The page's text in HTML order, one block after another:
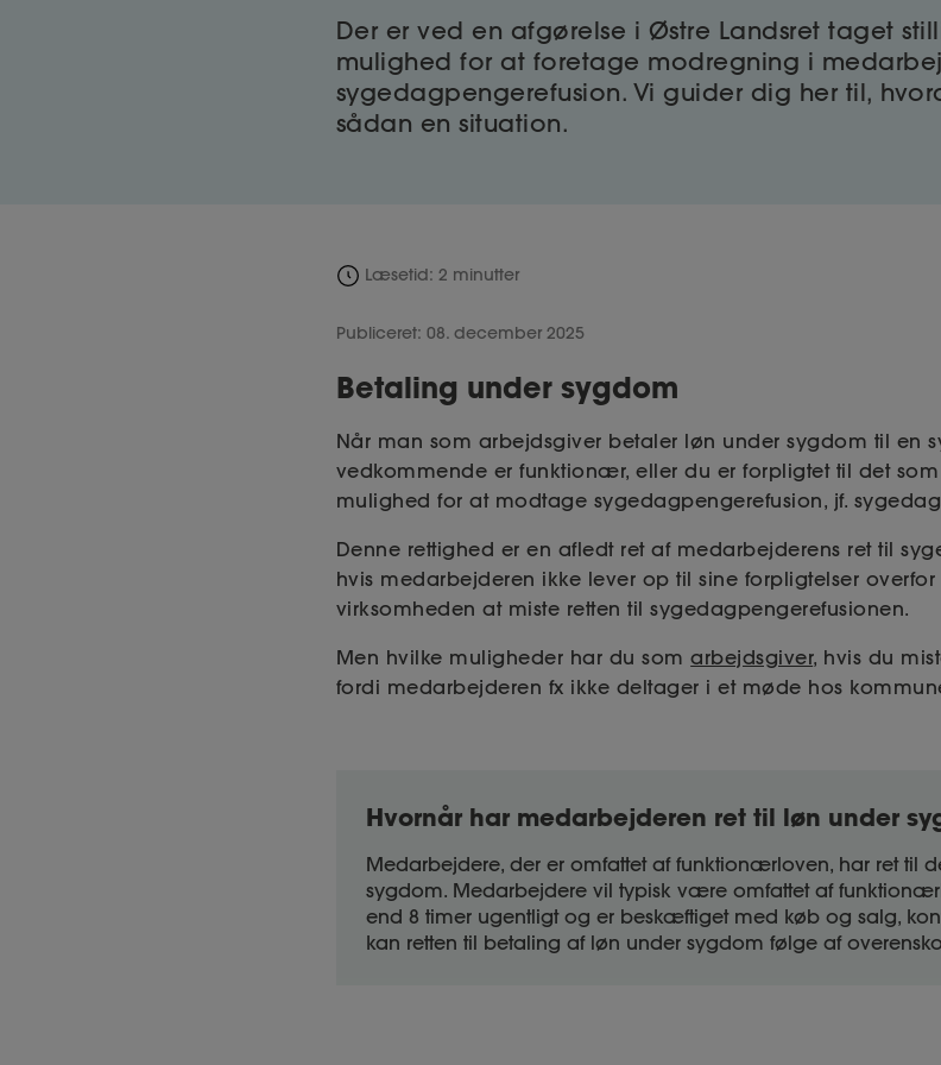
Der er ved en afgørelse i Østre Landsret taget
mulighed for at foretage modregning i
sygedagpengerefusion. Vi guider dig her til,
sådan en situation.
Læsetid: 2 minutter
Publiceret: 08. december 2025
Betaling under sygdom
Når man som arbejdsgiver betaler løn under sygdom til en
vedkommende er funktionær, eller du er forpligtet til det
mulighed for at modtage sygedagpengerefusion, jf.
Denne rettighed er en afledt ret af medarbejderens ret til
hvis medarbejderen ikke lever op til sine forpligtelser overfor
virksomheden at miste retten til sygedagpengerefusionen.
Men hvilke muligheder har du somarbejdsgiver, hvis du
fordi medarbejderen fx ikke deltager i et møde hos
Hvornår har medarbejderen ret til løn under
Medarbejdere, der er omfattet af funktionærloven, har ret til
sygdom. Medarbejdere vil typisk være omfattet af
end 8 timer ugentligt og er beskæftiget med køb og salg,
kan retten til betaling af løn under sygdom følge af